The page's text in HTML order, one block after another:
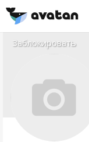
Заблокировать